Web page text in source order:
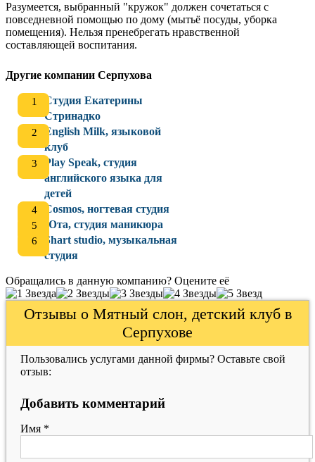
Разумеется, выбранный "кружок" должен сочетаться с
повседневной помощью по дому (мытьё посуды, уборка
помещения). Нельзя пренебрегать нравственной
составляющей воспитания.
Другие компании Серпухова
Студия Екатерины
Стринадко
English Milk, языковой
клуб
Play Speak, студия
английского языка для
детей
Cosmos, ногтевая студия
Юта, студия маникюра
Shart studio, музыкальная
студия
Обращались в данную компанию? Оцените её
Отзывы о Мятный слон, детский клуб в
Серпухове
Пользовались услугами данной фирмы? Оставьте свой
отзыв:
Добавить комментарий
Имя *